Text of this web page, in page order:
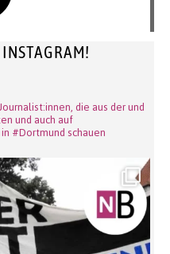
die aus der und
und auch auf
#Dortmund schauen